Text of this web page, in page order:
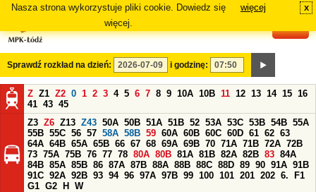
Nasza strona wykorzystuje pliki cookie. Dowiedz się
więcej.
więcej x
Sprawdź rozkład na dzień: i godzinę:
Z Z1 Z2 0 1 2 3 4 5 6 7 8 9 10A 10B 11 12 13 14 15 16
41 43 45
Z3 Z6 Z13 Z43 50A 50B 51A 51B 52 53A 53C 53B 54B 55A
55B 55C 56 57 58A 58B 59 60A 60B 60C 60D 61 62 63
64A 64B 65A 65B 66 67 68 69A 69B 70 71A 71B 72A 72B
73 75A 75B 76 77 78 80A 80B 81A 81B 82A 82B 83 84A
84B 85A 85B 86 87A 87B 88A 88B 88C 88D 89 90 91A 91B
91C 92A 92B 93 94 96 97A 97B 99 100 101 201 202 6.
F1
G1 G2 H
W